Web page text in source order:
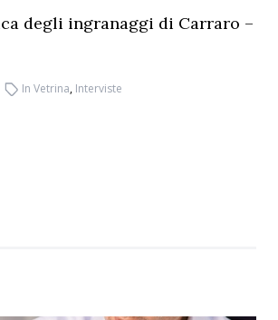
degli ingranaggi di Carraro –
In Vetrina, Interviste